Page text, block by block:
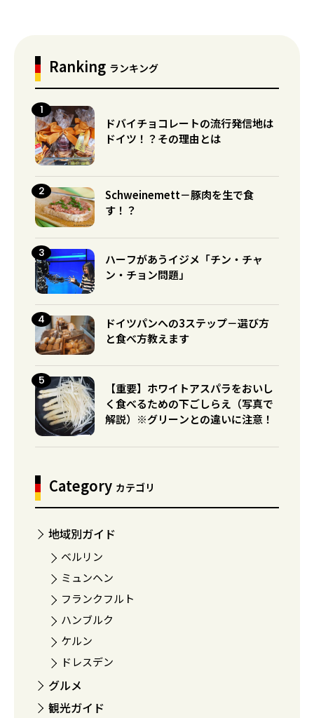
Ranking ランキング
ドバイチョコレートの流行発信地は
ドイツ！？その理由とは
Schweinemett－豚肉を生で食
す！？
ハーフがあうイジメ「チン・チャ
ン・チョン問題」
ドイツパンへの3ステップ－選び方
と食べ方教えます
【重要】ホワイトアスパラをおいし
く食べるための下ごしらえ（写真で
解説）※グリーンとの違いに注意！
Category カテゴリ
地域別ガイド
ベルリン
ミュンヘン
フランクフルト
ハンブルク
ケルン
ドレスデン
グルメ
観光ガイド